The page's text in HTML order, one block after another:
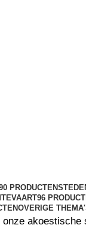
PRODUCTEN
96
OVERIGE
akoestische